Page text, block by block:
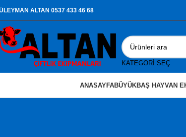
ALTAN 0537 433 46 68
KATEGORI SEÇ
ANASAYFABÜYÜKBAŞ HAYVAN